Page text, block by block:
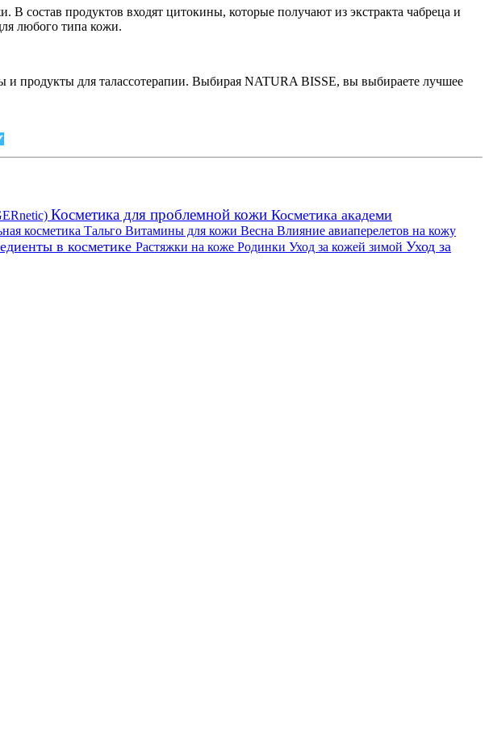
состав продуктов входят цитокины, которые получают из экстракта чабреца и
любого типа кожи.
и продукты для талассотерапии. Выбирая NATURA BISSE, вы выбираете лучшее
Косметика для проблемной кожи Косметика академи
косметика Тальго Витамины для кожи Весна Влияние авиаперелетов на кожу
в косметике Растяжки на коже Родинки Уход за кожей зимой Уход за